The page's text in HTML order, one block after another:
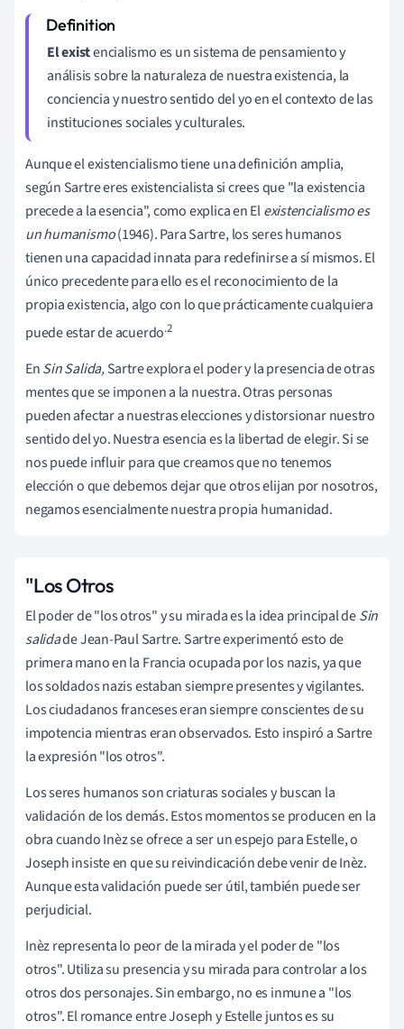
El existencialismo es un sistema de pensamiento y
análisis sobre la naturaleza de nuestra existencia, la
conciencia y nuestro sentido del yo en el contexto de las
instituciones sociales y culturales.
Aunque el existencialismo tiene una definición amplia,
según Sartre eres existencialista si crees que "la existencia
precede a la esencia", como explica en Elexistencialismo es
un humanismo(1946). Para Sartre, los seres humanos
tienen una capacidad innata para redefinirse a sí mismos. El
único precedente para ello es el reconocimiento de la
propia existencia, algo con lo que prácticamente cualquiera
puede estar de acuerdo.2
EnSin Salida,Sartre explora el poder y la presencia de otras
mentes que se imponen a la nuestra. Otras personas
pueden afectar a nuestras elecciones y distorsionar nuestro
sentido del yo. Nuestra esencia es la libertad de elegir. Si se
nos puede influir para que creamos que no tenemos
elección o que debemos dejar que otros elijan por nosotros,
negamos esencialmente nuestra propia humanidad.
"Los Otros
El poder de "los otros" y su mirada es la idea principal deSin
salidade Jean-Paul Sartre. Sartre experimentó esto de
primera mano en la Francia ocupada por los nazis, ya que
los soldados nazis estaban siempre presentes y vigilantes.
Los ciudadanos franceses eran siempre conscientes de su
impotencia mientras eran observados. Esto inspiró a Sartre
la expresión "los otros".
Los seres humanos son criaturas sociales y buscan la
validación de los demás. Estos momentos se producen en la
obra cuando Inèz se ofrece a ser un espejo para Estelle, o
Joseph insiste en que su reivindicación debe venir de Inèz.
Aunque esta validación puede ser útil, también puede ser
perjudicial.
Inèz representa lo peor de la mirada y el poder de "los
otros". Utiliza su presencia y su mirada para controlar a los
otros dos personajes. Sin embargo, no es inmune a "los
otros". El romance entre Joseph y Estelle juntos es su